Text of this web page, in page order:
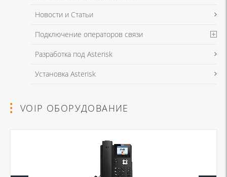
Новости и Статьи
Подключение операторов связи
Разработка под Asterisk
Установка Asterisk
VOIP ОБОРУДОВАНИЕ